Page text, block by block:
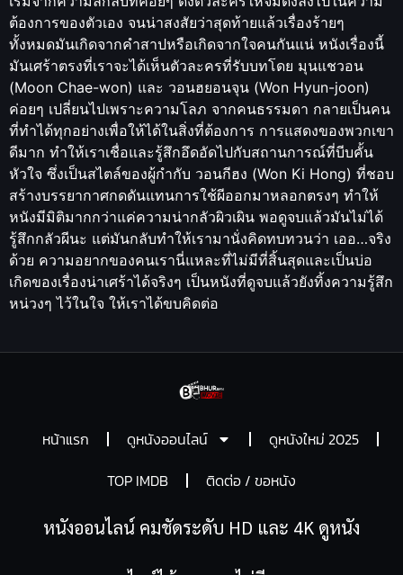
ต้องการของตัวเอง จนน่าสงสัยว่าสุดท้ายแล้วเรื่องร้ายๆ
ทั้งหมดมันเกิดจากคำสาปหรือเกิดจากใจคนกันแน่ หนังเรื่องนี้
มันเศร้าตรงที่เราจะได้เห็นตัวละครที่รับบทโดย มุนแชวอน
(Moon Chae-won) และ วอนฮยอนจุน (Won Hyun-joon)
ค่อยๆ เปลี่ยนไปเพราะความโลภ จากคนธรรมดา กลายเป็นคน
ที่ทำได้ทุกอย่างเพื่อให้ได้ในสิ่งที่ต้องการ การแสดงของพวกเขา
ดีมาก ทำให้เราเชื่อและรู้สึกอึดอัดไปกับสถานการณ์ที่บีบคั้น
หัวใจ ซึ่งเป็นสไตล์ของผู้กำกับ วอนกีฮง (Won Ki Hong) ที่ชอบ
สร้างบรรยากาศกดดันแทนการใช้ผีออกมาหลอกตรงๆ ทำให้
หนังมีมิติมากกว่าแค่ความน่ากลัวผิวเผิน พอดูจบแล้วมันไม่ได้
รู้สึกกลัวผีนะ แต่มันกลับทำให้เรามานั่งคิดทบทวนว่า เออ…จริง
ด้วย ความอยากของคนเรานี่แหละที่ไม่มีที่สิ้นสุดและเป็นบ่อ
เกิดของเรื่องน่าเศร้าได้จริงๆ เป็นหนังที่ดูจบแล้วยังทิ้งความรู้สึก
หน่วงๆ ไว้ในใจ ให้เราได้ขบคิดต่อ
หน้าแรก ดูหนังออนไลน์
ดูหนังใหม่ 2025
TOP IMDB
ติดต่อ / ขอหนัง
หนังออนไลน์ คมชัดระดับ HD และ 4K ดูหนัง